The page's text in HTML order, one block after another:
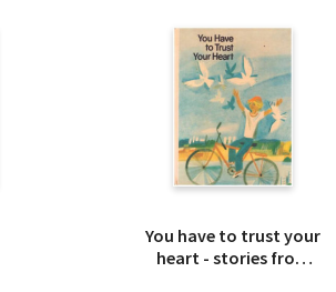
You have to trust your
heart - stories from